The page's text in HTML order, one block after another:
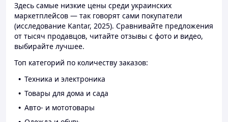
Здесь самые низкие цены среди украинских
маркетплейсов — так говорят сами покупатели
(исследование Kantar, 2025). Сравнивайте предложения
от тысяч продавцов, читайте отзывы с фото и видео,
выбирайте лучшее.
Топ категорий по количеству заказов:
Техника и электроника
Товары для дома и сада
Авто- и мототовары